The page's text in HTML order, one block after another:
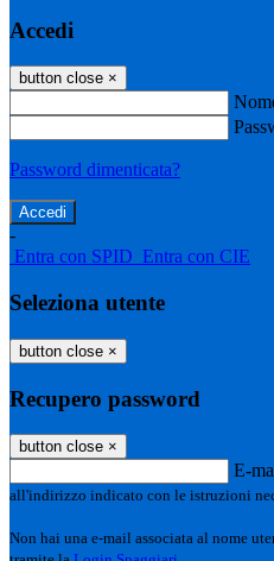
Accedi
button close ×
Password dimenticata?
-
Entra con SPID Entra con CIE
Seleziona utente
button close ×
Recupero password
button close ×
E-
all'indirizzo indicato con le istruzioni
Non hai una e-mail associata al nome